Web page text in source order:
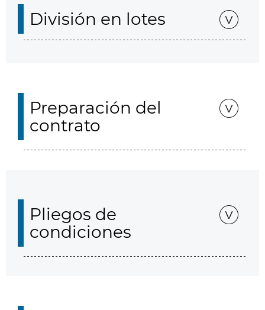
División en lotes
Preparación del
contrato
Pliegos de
condiciones